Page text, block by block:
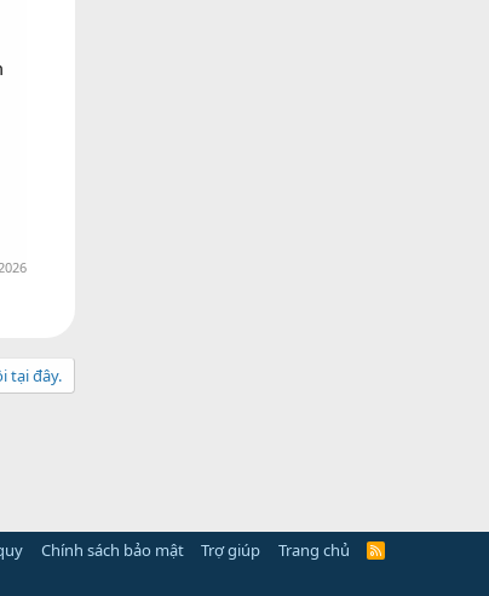
tại đây.
Chính sách bảo mật Trợ giúp Trang chủ
R